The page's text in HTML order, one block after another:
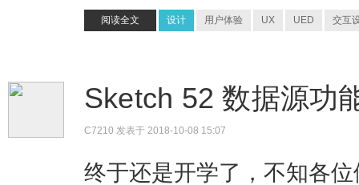
阅读全文 设计 用户体验 UX UED 交互
Sketch 52 数据源功
C7210 发表于 2018-10-08 15:07
终于还是开学了，不知各